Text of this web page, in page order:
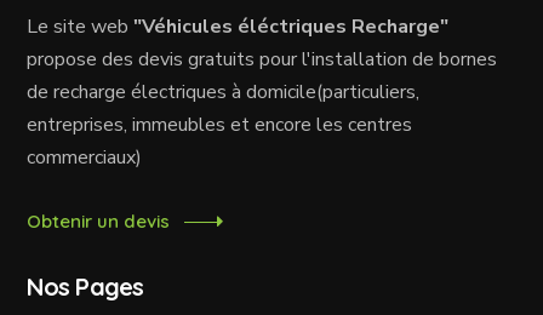
Le site web "Véhicules éléctriques Recharge"
propose des devis gratuits pour l'installation de bornes
de recharge électriques à domicile(particuliers,
entreprises, immeubles et encore les centres
commerciaux)
Obtenir un devis
Nos Pages